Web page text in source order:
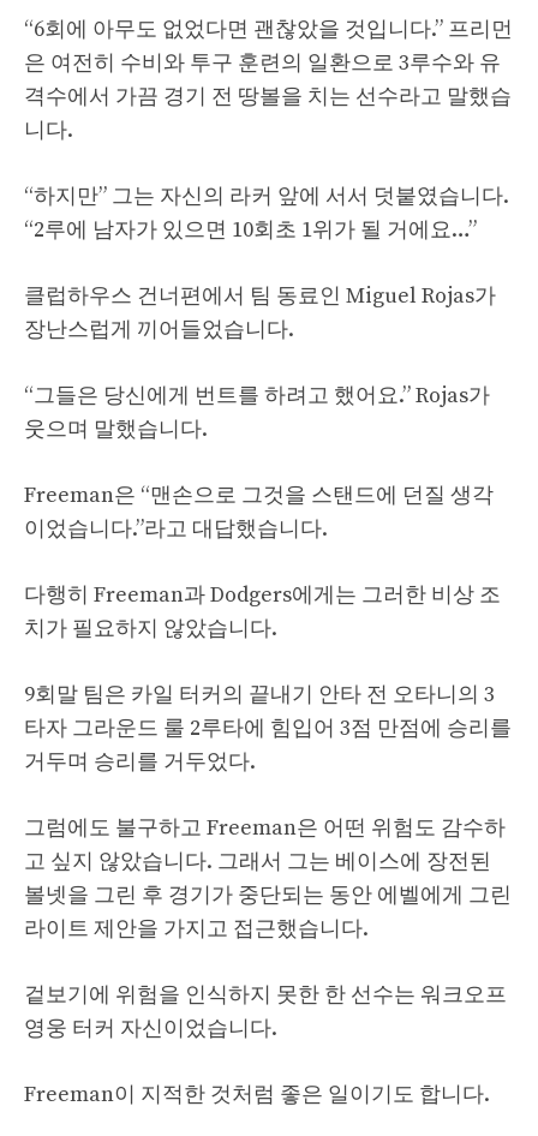
“6회에 아무도 없었다면 괜찮았을 것입니다.” 프리먼
은 여전히 ​​수비와 투구 훈련의 일환으로 3루수와 유
격수에서 가끔 경기 전 땅볼을 치는 선수라고 말했습
니다.
“하지만” 그는 자신의 라커 앞에 서서 덧붙였습니다.
“2루에 남자가 있으면 10회초 1위가 될 거에요…”
클럽하우스 건너편에서 팀 동료인 Miguel Rojas가
장난스럽게 끼어들었습니다.
“그들은 당신에게 번트를 하려고 했어요.” Rojas가
웃으며 말했습니다.
Freeman은 “맨손으로 그것을 스탠드에 던질 생각
이었습니다.”라고 대답했습니다.
다행히 Freeman과 Dodgers에게는 그러한 비상 조
치가 필요하지 않았습니다.
9회말 팀은 카일 터커의 끝내기 안타 전 오타니의 3
타자 그라운드 룰 2루타에 힘입어 3점 만점에 승리를
거두며 승리를 거두었다.
그럼에도 불구하고 Freeman은 어떤 위험도 감수하
고 싶지 않았습니다. 그래서 그는 베이스에 장전된
볼넷을 그린 후 경기가 중단되는 동안 에벨에게 그린
라이트 제안을 가지고 접근했습니다.
겉보기에 위험을 인식하지 못한 한 선수는 워크오프
영웅 터커 자신이었습니다.
Freeman이 지적한 것처럼 좋은 일이기도 합니다.